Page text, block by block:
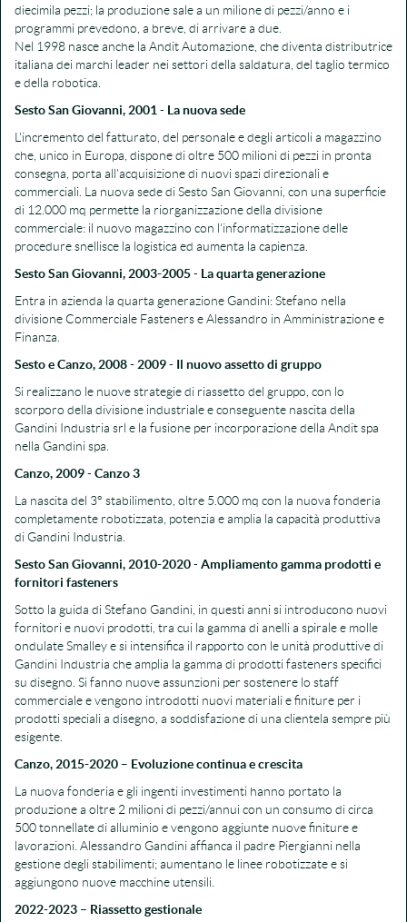
diecimila pezzi; la produzione sale a un milione di pezzi/anno e i
programmi prevedono, a breve, di arrivare a due.
Nel 1998 nasce anche la Andit Automazione, che diventa distributrice
italiana dei marchi leader nei settori della saldatura, del taglio termico
e della robotica.
Sesto San Giovanni, 2001 - La nuova sede
L'incremento del fatturato, del personale e degli articoli a magazzino
che, unico in Europa, dispone di oltre 500 milioni di pezzi in pronta
consegna, porta all'acquisizione di nuovi spazi direzionali e
commerciali. La nuova sede di Sesto San Giovanni, con una superficie
di 12.000 mq permette la riorganizzazione della divisione
commerciale: il nuovo magazzino con l'informatizzazione delle
procedure snellisce la logistica ed aumenta la capienza.
Sesto San Giovanni, 2003-2005- La quarta generazione
Entra in azienda la quarta generazione Gandini: Stefano nella
divisione Commerciale Fasteners e Alessandro in Amministrazione e
Finanza.
Sesto e Canzo, 2008 - 2009- Il nuovo assetto di gruppo
Si realizzano le nuove strategie di riassetto del gruppo, con lo
scorporo della divisione industriale e conseguente nascita della
Gandini Industria srl e la fusione per incorporazione della Andit spa
nella Gandini spa.
Canzo, 2009- Canzo 3
La nascita del 3° stabilimento, oltre 5.000 mq con la nuova fonderia
completamente robotizzata, potenzia e amplia la capacità produttiva
di Gandini Industria.
Sesto San Giovanni, 2010-2020- Ampliamento gamma prodotti e
fornitori fasteners
Sotto la guida di Stefano Gandini, in questi anni si introducono nuovi
fornitori e nuovi prodotti, tra cui la gamma di anelli a spirale e molle
ondulate Smalley e si intensifica il rapporto con le unità produttive di
Gandini Industria che amplia la gamma di prodotti fasteners specifici
su disegno. Si fanno nuove assunzioni per sostenere lo staff
commerciale e vengono introdotti nuovi materiali e finiture per i
prodotti speciali a disegno, a soddisfazione di una clientela sempre più
esigente.
Canzo, 2015-2020 – Evoluzione continua e crescita
La nuova fonderia e gli ingenti investimenti hanno portato la
produzione a oltre 2 milioni di pezzi/annui con un consumo di circa
500 tonnellate di alluminio e vengono aggiunte nuove finiture e
lavorazioni. Alessandro Gandini affianca il padre Piergianni nella
gestione degli stabilimenti; aumentano le linee robotizzate e si
aggiungono nuove macchine utensili.
2022-2023 – Riassetto gestionale